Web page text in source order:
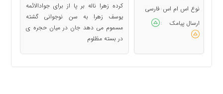
نوع اس ام اس : فارسی
ارسال پیامک
:
كرده زهرا ناله بر پا از براى جوادالائمه
يوسف زهرا به سن نوجوانى گشته
مسموم مى‏ دهد جان در ميان حجره ‏ى
در بسته مظلوم